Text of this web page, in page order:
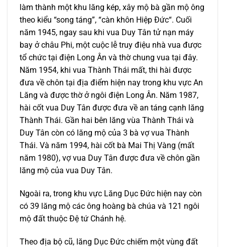
làm thành một khu lăng kép, xây mộ bà gần mộ ông
theo kiểu “song táng”, “càn khôn Hiệp Đức“. Cuối
năm 1945, ngay sau khi vua Duy Tân tử nạn máy
bay ở châu Phi, một cuộc lễ truy điệu nhà vua được
tổ chức tại điện Long Ân và thờ chung vua tại đây.
Năm 1954, khi vua Thành Thái mất, thi hài được
đưa về chôn tại địa điểm hiện nay trong khu vực An
Lăng và được thờ ở ngôi điện Long Ân. Năm 1987,
hài cốt vua Duy Tân được đưa về an táng cạnh lăng
Thành Thái. Gần hai bên lăng vùa Thành Thái và
Duy Tân còn có lăng mộ của 3 bà vợ vua Thành
Thái. Và năm 1994, hài cốt bà Mai Thị Vàng (mất
năm 1980), vợ vua Duy Tân được đưa về chôn gần
lăng mộ của vua Duy Tân.
Ngoài ra, trong khu vực Lăng Dục Đức hiện nay còn
có 39 lăng mộ các ông hoàng bà chúa và 121 ngôi
mộ đất thuộc Đệ tứ Chánh hệ.
Theo địa bộ cũ, lăng Dục Đức chiếm một vùng đất